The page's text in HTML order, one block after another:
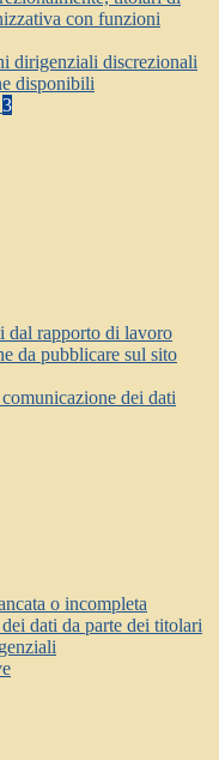
con funzioni
dirigenziali discrezionali
disponibili
3
dal rapporto di lavoro
da pubblicare sul sito
dei dati
o incompleta
dati da parte dei titolari